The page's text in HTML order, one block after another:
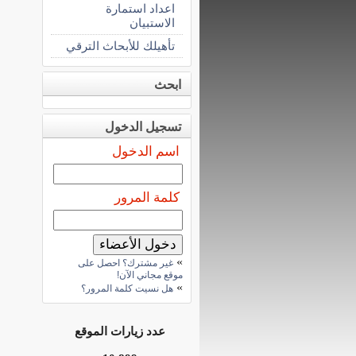
اعداد استمارة
الاستبيان
تأهيلك للأبحاث الترقي
ابحث
تسجيل الدخول
اسم الدخول
كلمة المرور
» غير مشترك؟ احصل على
موقع مجاني الآن!
» هل نسيت كلمة المرور؟
عدد زيارات الموقع